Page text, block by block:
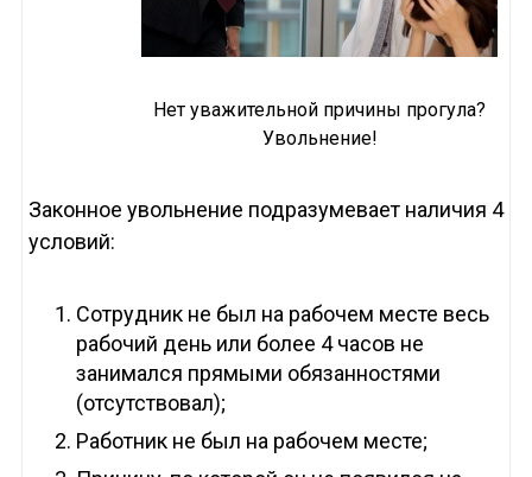
Нет уважительной причины прогула?
Увольнение!
Законное увольнение подразумевает наличия 4
условий:
Сотрудник не был на рабочем месте весь
рабочий день или более 4 часов не
занимался прямыми обязанностями
(отсутствовал);
Работник не был на рабочем месте;